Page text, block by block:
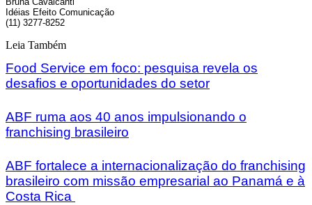
Idéias Efeito Comunicação
(11) 3277-8252
Leia Também
Food Service em foco: pesquisa revela os
desafios e oportunidades do setor
ABF ruma aos 40 anos impulsionando o
franchising brasileiro
ABF fortalece a internacionalização do franchising
brasileiro com missão empresarial ao Panamá e à
Costa Rica